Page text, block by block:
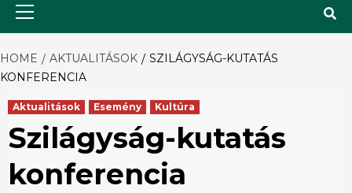
Szó
HOME AKTUALITÁSOK
SZILÁGYSÁG-KUTATÁS
KONFERENCIA
Aktualitások Esemény Kultúra
Szilágyság-kutatás
konferencia